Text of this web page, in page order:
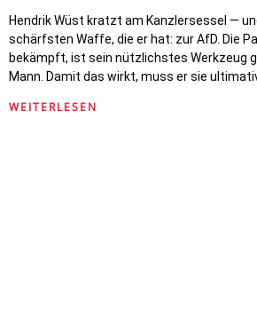
Hendrik Wüst kratzt am Kanzlersessel —
schärfsten Waffe, die er hat: zur AfD. Die
bekämpft, ist sein nützlichstes Werkzeug
Mann. Damit das wirkt, muss er sie
WEITERLESEN